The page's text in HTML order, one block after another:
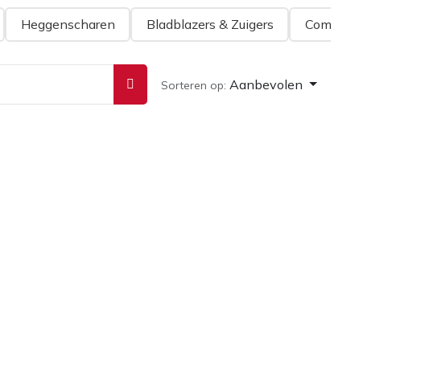
Heggenscharen Bladblazers & Zuigers Combisysteem
Sorteren op: Aanbevolen